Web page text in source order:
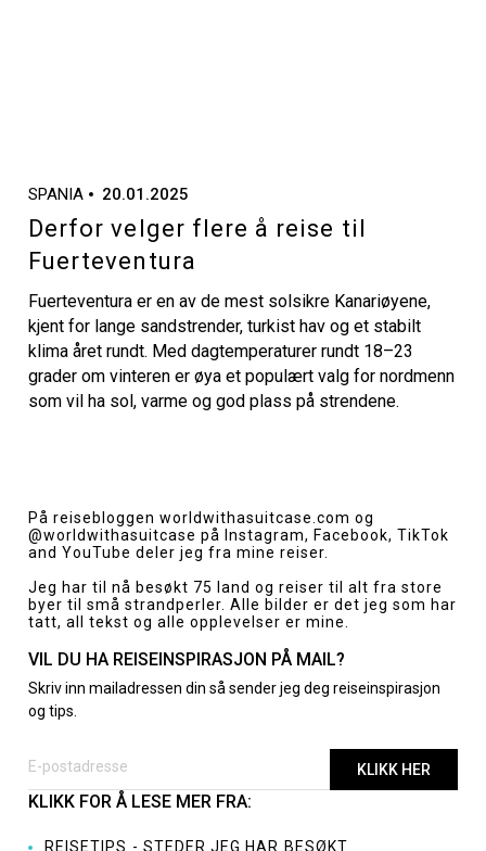
SPANIA 20.01.2025
Derfor velger flere å reise til
Fuerteventura
Fuerteventura er en av de mest solsikre Kanariøyene,
kjent for lange sandstrender, turkist hav og et stabilt
klima året rundt. Med dagtemperaturer rundt 18–23
grader om vinteren er øya et populært valg for nordmenn
som vil ha sol, varme og god plass på strendene.
På reisebloggen worldwithasuitcase.com og
@worldwithasuitcase på Instagram, Facebook, TikTok
and YouTube deler jeg fra mine reiser.
Jeg har til nå besøkt 75 land og reiser til alt fra store
byer til små strandperler. Alle bilder er det jeg som har
tatt, all tekst og alle opplevelser er mine.
VIL DU HA REISEINSPIRASJON PÅ MAIL?
Skriv inn mailadressen din så sender jeg deg reiseinspirasjon
og tips.
KLIKK FOR Å LESE MER FRA:
REISETIPS - STEDER JEG HAR BESØKT